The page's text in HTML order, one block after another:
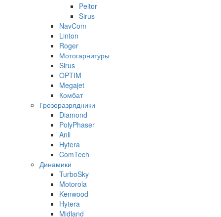
Peltor
Sirus
NavCom
Linton
Roger
Мотогарнитуры
Sirus
OPTIM
Megajet
Комбат
Грозоразрядники
Diamond
PolyPhaser
Anli
Hytera
ComTech
Динамики
TurboSky
Motorola
Kenwood
Hytera
Midland